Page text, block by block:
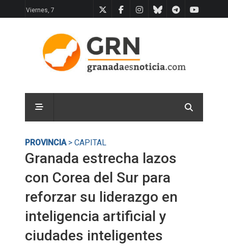
Viernes, 7
PROVINCIA> CAPITAL
Granada estrecha lazos
con Corea del Sur para
reforzar su liderazgo en
inteligencia artificial y
ciudades inteligentes